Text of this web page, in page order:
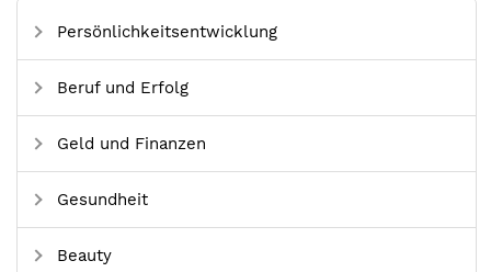
Persönlichkeitsentwicklung
Beruf und Erfolg
Geld und Finanzen
Gesundheit
Beauty